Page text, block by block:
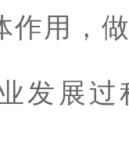
作用，
发展过